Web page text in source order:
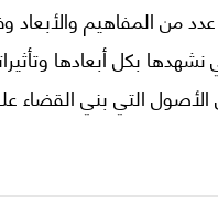
عدد من المفاهيم والأبعاد
نشهدها بكل أبعادها
الأصول التي بني القضاء